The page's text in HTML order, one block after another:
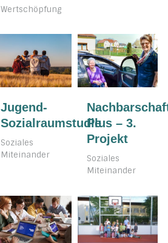
Wertschöpfung
Jugend-
Sozialraumstudie
Soziales
Miteinander
Plus – 3.
Projekt
Soziales
Miteinander